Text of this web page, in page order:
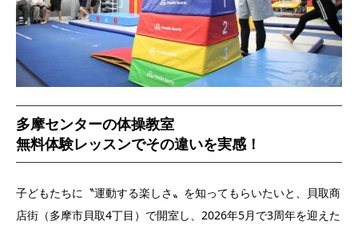
多摩センターの体操教室
無料体験レッスンでその違いを実感！
子どもたちに〝運動する楽しさ〟を知ってもらいたいと、貝取商
店街（多摩市貝取4丁目）で開室し、2026年5月で3周年を迎えた